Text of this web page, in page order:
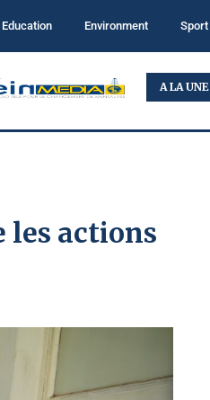
Education Environment Sport
A LA UNE
LE RÉGIME DE KINSHASA...
les actions